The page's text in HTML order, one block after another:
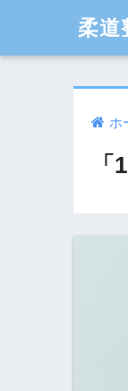
柔道
ホ